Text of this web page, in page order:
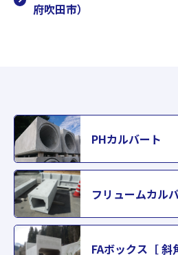
府吹田市）
PHカルバート
フリュームカル
FAボックス［ 斜